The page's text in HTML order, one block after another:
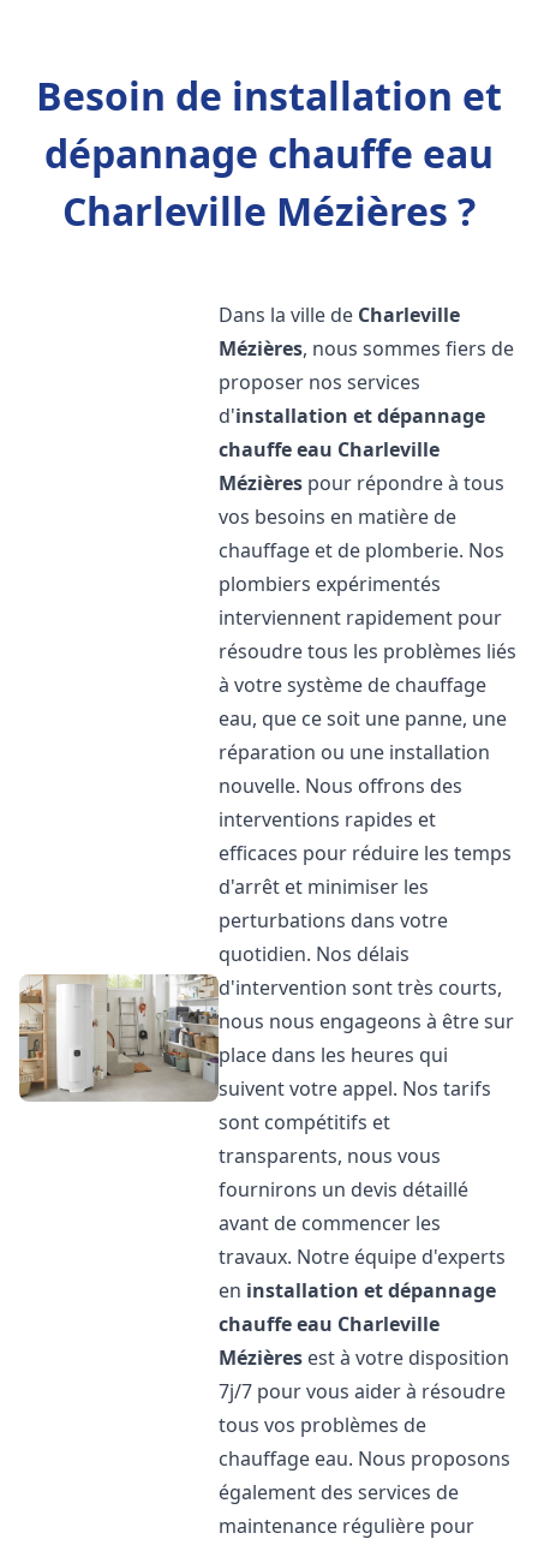
Besoin de installation et
dépannage chauffe eau
Charleville Mézières ?
Dans la ville de Charleville
Mézières, nous sommes fiers de
proposer nos services
d'installation et dépannage
chauffe eau Charleville
Mézières pour répondre à tous
vos besoins en matière de
chauffage et de plomberie. Nos
plombiers expérimentés
interviennent rapidement pour
résoudre tous les problèmes liés
à votre système de chauffage
eau, que ce soit une panne, une
réparation ou une installation
nouvelle. Nous offrons des
interventions rapides et
efficaces pour réduire les temps
d'arrêt et minimiser les
perturbations dans votre
quotidien. Nos délais
d'intervention sont très courts,
nous nous engageons à être sur
place dans les heures qui
suivent votre appel. Nos tarifs
sont compétitifs et
transparents, nous vous
fournirons un devis détaillé
avant de commencer les
travaux. Notre équipe d'experts
en installation et dépannage
chauffe eau Charleville
Mézières est à votre disposition
7j/7 pour vous aider à résoudre
tous vos problèmes de
chauffage eau. Nous proposons
également des services de
maintenance régulière pour